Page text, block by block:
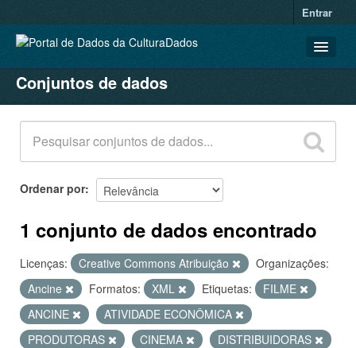
Entrar
CONJUNTOS DE DADOS
ORGANIZAÇÕES
GRUPOS
SOBRE
Conjuntos de dados
Ordenar por
1 conjunto de dados encontrado
Licenças: Creative Commons Atribuição
Organizações:
Ancine
Formatos: XML Etiquetas:
FILME
ANCINE
ATIVIDADE ECONÔMICA
PRODUTORAS
CINEMA
DISTRIBUIDORAS